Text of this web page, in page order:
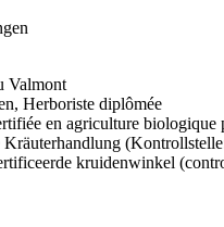
Valmont
Herboriste diplômée
en agriculture
kruidenwinkel